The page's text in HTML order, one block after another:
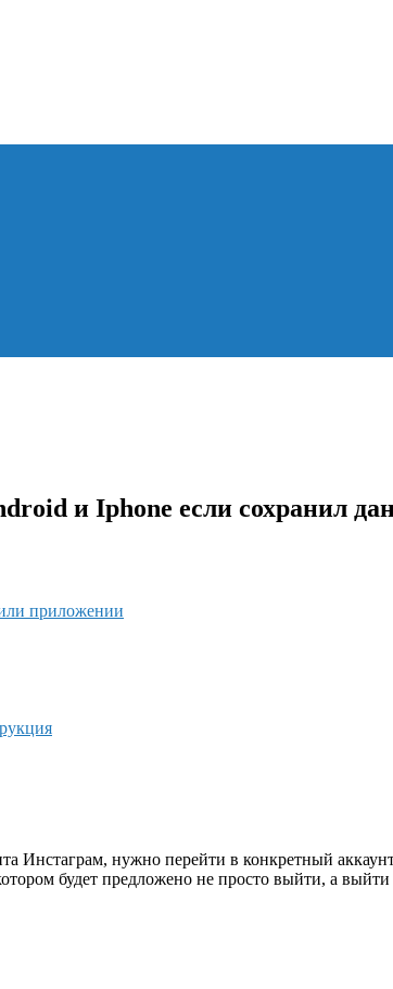
и Iphone если сохранил
приложении
Инстаграм, нужно перейти в конкретный
будет предложено не просто выйти, а выйти